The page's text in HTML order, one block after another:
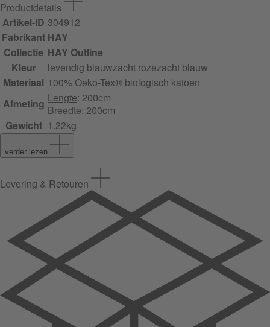
Productdetails
Artikel-ID 304912
Fabrikant HAY
Collectie HAY Outline
Kleur
levendig blauwzacht rozezacht blauw
Materiaal 100% Oeko-Tex® biologisch katoen
Afmeting Lengte: 200cm
Breedte: 200cm
Gewicht 1.22kg
verder lezen
Levering & Retouren